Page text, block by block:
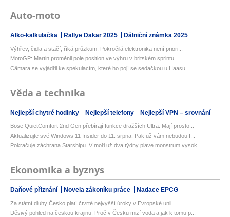
Auto-moto
Alko-kalkulačka Rallye Dakar 2025 Dálniční známka 2025
Výhřev, čidla a stačí, říká průzkum. Pokročilá elektronika není priori...
MotoGP: Martin proměnil pole position ve výhru v britském sprintu
Câmara se vyjádřil ke spekulacím, které ho pojí se sedačkou u Haasu
Věda a technika
Nejlepší chytré hodinky Nejlepší telefony Nejlepší VPN – srovnání
Bose QuietComfort 2nd Gen přebírají funkce dražších Ultra. Mají prosto...
Aktualizujte své Windows 11 Insider do 11. srpna. Pak už vám nebudou f...
Pokračuje záchrana Starshipu. V moři už dva týdny plave monstrum vysok...
Ekonomika a byznys
Daňové přiznání Novela zákoníku práce Nadace EPCG
Za státní dluhy Česko platí čtvrté nejvyšší úroky v Evropské unii
Děsivý pohled na českou krajinu. Proč v Česku mizí voda a jak k tomu p...